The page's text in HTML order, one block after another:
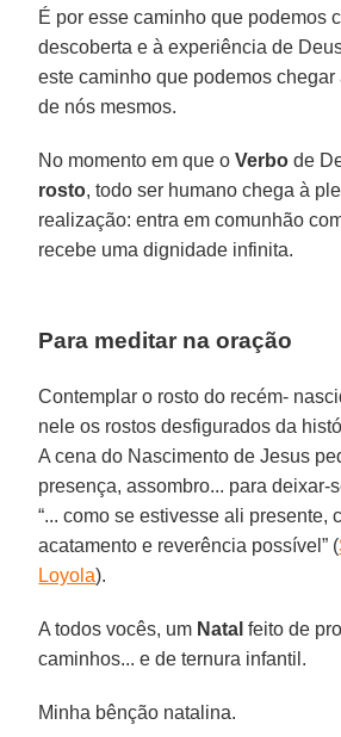
É por esse caminho que podemos
descoberta e à experiência de
este caminho que podemos
de nós mesmos.
No momento em que oVerbo de
rosto, todo ser humano chega à
realização: entra em comunhão
recebe uma dignidade infinita.
Para meditar na oração
Contemplar o rosto do recém-
nele os rostos desfigurados da
A cena do Nascimento de Jesus
presença, assombro... para deixar-
“... como se estivesse ali presente,
acatamento e reverência possível” (
Loyola).
A todos vocês, um Natal feito de
caminhos... e de ternura infantil.
Minha bênção natalina.